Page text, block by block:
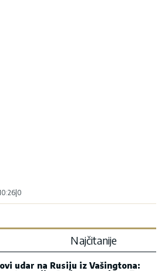
|0
Najčitanije
udar na Rusiju iz Vašingtona: